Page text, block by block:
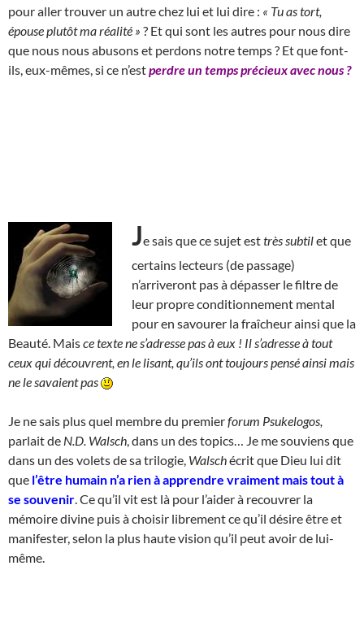
pour aller trouver un autre chez lui et lui dire : « Tu as tort,
épouse plutôt ma réalité » ? Et qui sont les autres pour nous dire
que nous nous abusons et perdons notre temps ? Et que font-
ils, eux-mêmes, si ce n’estperdre un temps précieux avec nous ?
Je sais que ce sujet esttrès subtilet que
certains lecteurs (de passage)
n’arriveront pas à dépasser le filtre de
leur propre conditionnement mental
pour en savourer la fraîcheur ainsi que la
Beauté. Maisce texte ne s’adresse pas à eux ! Il s’adresse à tout
ceux qui découvrent, en le lisant, qu’ils ont toujours pensé ainsi mais
ne le savaient pas
Je ne sais plus quel membre du premierforum Psukelogos,
parlait de N.D. Walsch , dans un des topics… Je me souviens que
dans un des volets de sa trilogie, Walschécrit que Dieu lui dit
que l’être humain n’a rien à apprendre vraiment mais tout à
se souvenir . Ce qu’il vit est là pour l’aider à recouvrer la
mémoire divine puis à choisir librement ce qu’il désire être et
manifester, selon la plus haute vision qu’il peut avoir de lui-
même.